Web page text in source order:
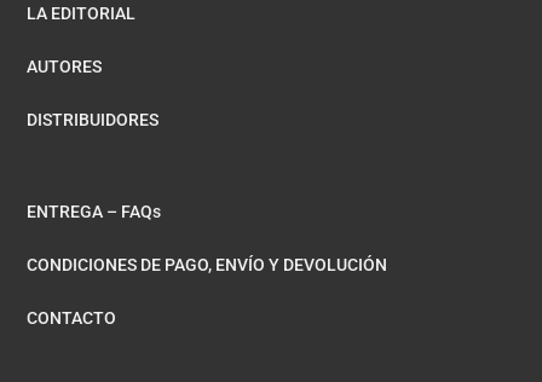
LA EDITORIAL
AUTORES
DISTRIBUIDORES
ENTREGA – FAQs
CONDICIONES DE PAGO, ENVÍO Y DEVOLUCIÓN
CONTACTO